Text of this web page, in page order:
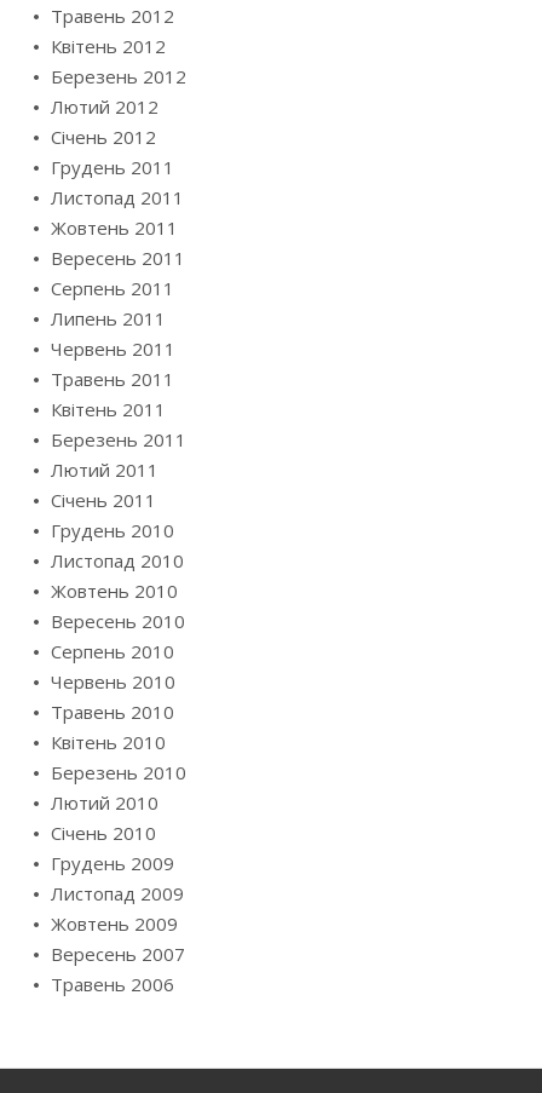
Травень 2012
Квітень 2012
Березень 2012
Лютий 2012
Січень 2012
Грудень 2011
Листопад 2011
Жовтень 2011
Вересень 2011
Серпень 2011
Липень 2011
Червень 2011
Травень 2011
Квітень 2011
Березень 2011
Лютий 2011
Січень 2011
Грудень 2010
Листопад 2010
Жовтень 2010
Вересень 2010
Серпень 2010
Червень 2010
Травень 2010
Квітень 2010
Березень 2010
Лютий 2010
Січень 2010
Грудень 2009
Листопад 2009
Жовтень 2009
Вересень 2007
Травень 2006